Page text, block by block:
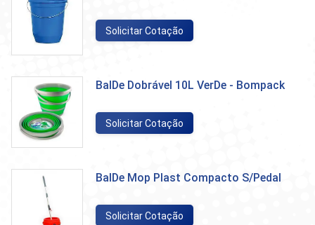
Solicitar Cotação
BalDe Dobrável 10L VerDe - Bompack
Solicitar Cotação
BalDe Mop Plast Compacto S/Pedal
Solicitar Cotação